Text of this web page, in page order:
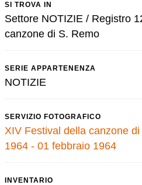
SI TROVA IN
Settore NOTIZIE / Registro
canzone di S. Remo
SERIE APPARTENENZA
NOTIZIE
SERVIZIO FOTOGRAFICO
XIV Festival della canzone
1964 - 01 febbraio 1964
INVENTARIO